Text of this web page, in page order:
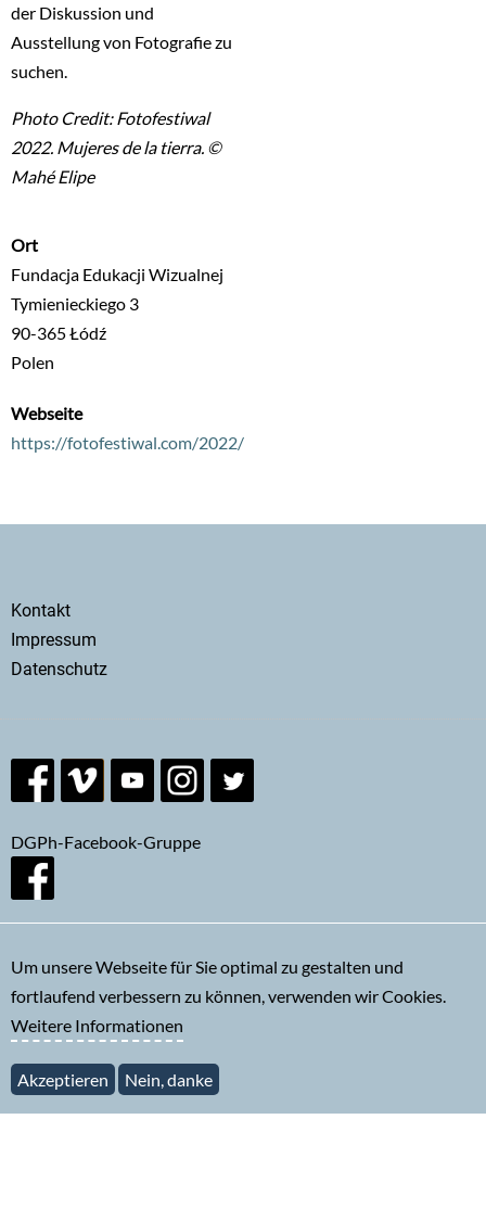
der Diskussion und
Ausstellung von Fotografie zu
suchen.
Photo Credit: Fotofestiwal
2022. Mujeres de la tierra. ©
Mahé Elipe
Ort
Fundacja Edukacji Wizualnej
Tymienieckiego 3
90-365Łódź
Polen
Webseite
https://fotofestiwal.com/2022/
Secondary
menu
Kontakt
Impressum
Datenschutz
DGPh-Facebook-Gruppe
Newsletter abonnieren
Um unsere Webseite für Sie optimal zu gestalten und
fortlaufend verbessern zu können, verwenden wir Cookies.
Weitere Informationen
Akzeptieren Nein, danke